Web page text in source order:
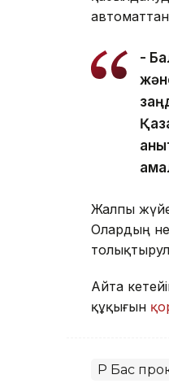
-
Жалпы
Олардың
Айта
құқығын
ҚР Бас